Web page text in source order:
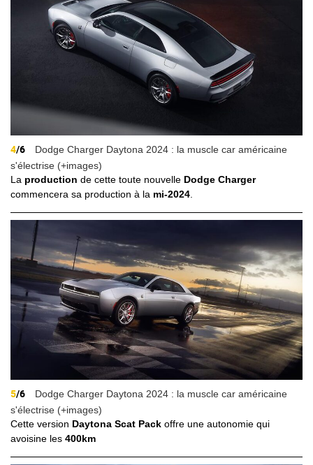
4/6
Dodge Charger Daytona 2024 : la muscle car américaine
s'électrise (+images)
La production de cette toute nouvelle Dodge Charger
commencera sa production à la mi-2024
5/6
Dodge Charger Daytona 2024 : la muscle car américaine
s'électrise (+images)
Cette version Daytona Scat Pack offre une autonomie qui
avoisine les 400km